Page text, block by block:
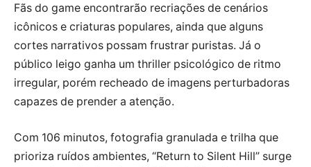
Fãs do game encontrarão recriações de cenários
icônicos e criaturas populares, ainda que alguns
cortes narrativos possam frustrar puristas. Já o
público leigo ganha um thriller psicológico de ritmo
irregular, porém recheado de imagens perturbadoras
capazes de prender a atenção.
Com 106 minutos, fotografia granulada e trilha que
prioriza ruídos ambientes, “Return to Silent Hill” surge